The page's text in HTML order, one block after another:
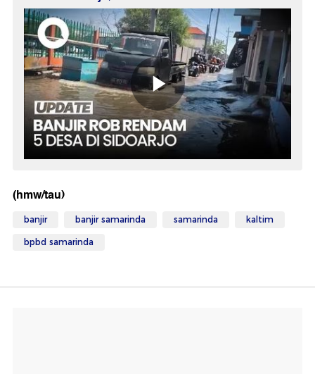
Terdampak
(hmw/tau)
banjir banjir samarinda samarinda kaltim
bpbd samarinda